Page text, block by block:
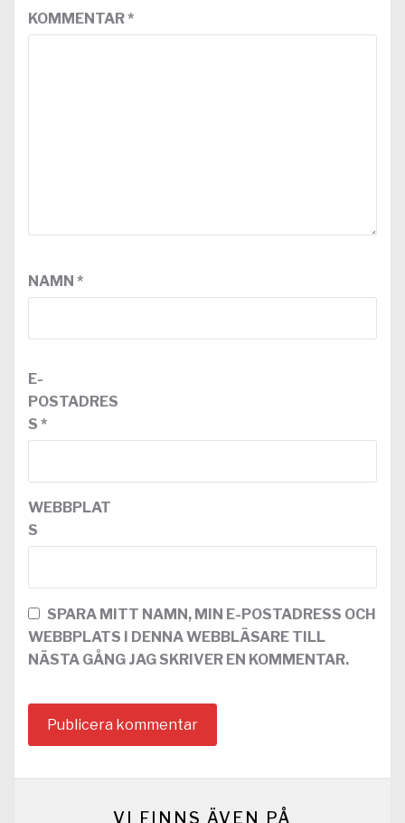
KOMMENTAR*
NAMN *
E-
POSTADRES
S *
WEBBPLAT
S
SPARA MITT NAMN, MIN E-POSTADRESS OCH
WEBBPLATS I DENNA WEBBLÄSARE TILL
NÄSTA GÅNG JAG SKRIVER EN KOMMENTAR.
VI FINNS ÄVEN PÅ